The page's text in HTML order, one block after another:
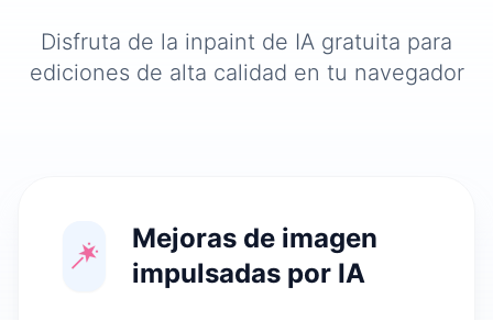
Disfruta de la inpaint de IA gratuita para
ediciones de alta calidad en tu navegador
Mejoras de imagen
impulsadas por IA